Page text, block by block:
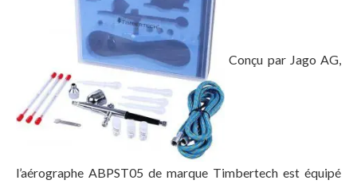
Conçu par Jago AG,
l’aérographe ABPST05 de marque Timbertech est équipé